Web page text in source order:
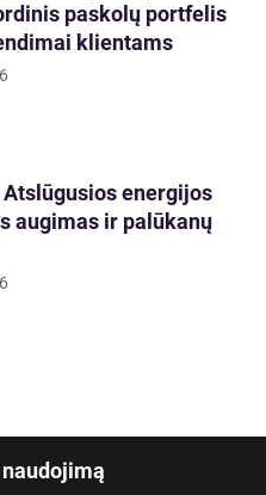
paskolų portfelis
klientams
energijos
augimas ir palūkanų